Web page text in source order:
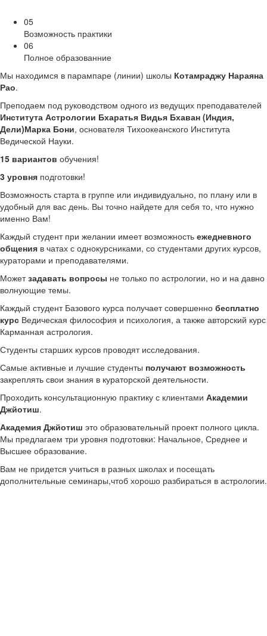
05
Возможность практики
06
Полное образованние
Мы находимся в парампаре (линии) школы Котамраджу Нараяна
Рао.
Преподаем под руководством одного из ведущих преподавателей
Института Астрологии Бхаратья Видья Бхаван (Индия,
Дели)Марка Бони, основателя Тихоокеанского Института
Ведической Науки.
15 вариантов обучения!
3 уровня подготовки!
Возможность старта в группе или индивидуально, по плану или в
удобный для вас день. Вы точно найдете для себя то, что нужно
именно Вам!
Каждый студент при желании имеет возможность ежедневного
общения в чатах с однокурсниками, со студентами других курсов,
кураторами и преподавателями.
Можетзадавать вопросы не только по астрологии, но и на давно
волнующие темы.
Каждый студент Базового курса получает совершенно бесплатно
курс Ведическая философия и психология, а также авторский курс
Карманная астрология.
Студенты старших курсов проводят исследования.
Самые активные и лучшие студенты получают возможность
закреплять свои знания в кураторской деятельности.
Проходить консультационную практику с клиентами Академии
Джйотиш.
Академия Джйотиш это образовательный проект полного цикла.
Мы предлагаем три уровня подготовки: Начальное, Среднее и
Высшее образование.
Вам не придется учиться в разных школах и посещать
дополнительные семинары,чтоб хорошо разбираться в астрологии.